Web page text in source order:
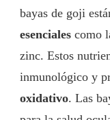
bayas de goji
esenciales como
zinc. Estos
inmunológico y
oxidativo. Las